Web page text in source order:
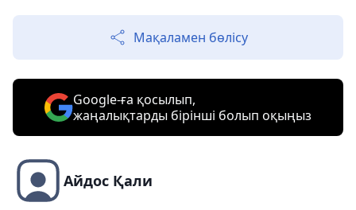
Мақаламен бөлісу
Google-ға қосылып,
жаңалықтарды бірінші болып оқыңыз
Айдос Қали